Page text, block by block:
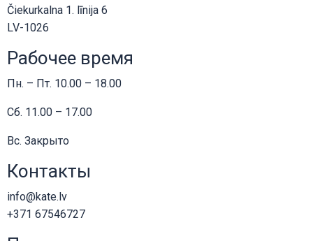
Čiekurkalna 1. līnija 6
LV-1026
Рабочее время
Пн. – Пт. 10.00 – 18.00
Сб. 11.00 – 17.00
Вс. Закрыто
Контакты
info@kate.lv
+371 67546727